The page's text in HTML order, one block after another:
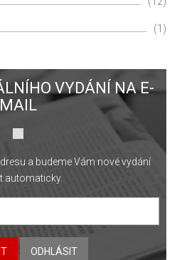
(1)
VYDÁNÍ NA E-
MAIL
a budeme Vám nové vydání
automaticky.
ODHLÁSIT